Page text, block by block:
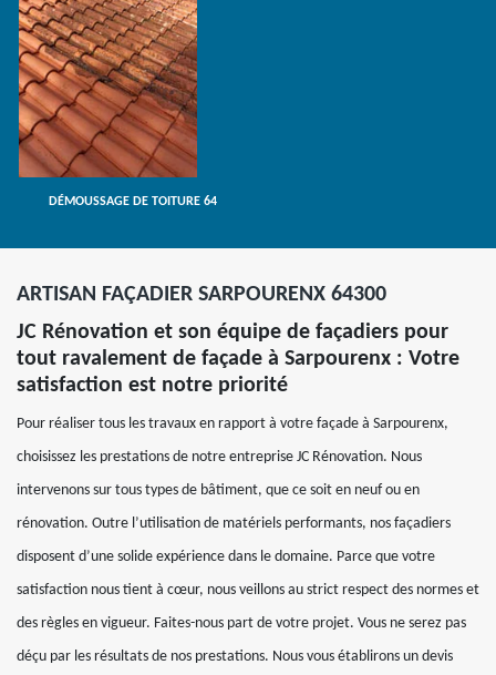
DÉMOUSSAGE DE TOITURE 64
ARTISAN FAÇADIER SARPOURENX 64300
JC Rénovation et son équipe de façadiers pour
tout ravalement de façade à Sarpourenx : Votre
satisfaction est notre priorité
Pour réaliser tous les travaux en rapport à votre façade à Sarpourenx,
choisissez les prestations de notre entreprise JC Rénovation. Nous
intervenons sur tous types de bâtiment, que ce soit en neuf ou en
rénovation. Outre l’utilisation de matériels performants, nos façadiers
disposent d’une solide expérience dans le domaine. Parce que votre
satisfaction nous tient à cœur, nous veillons au strict respect des normes et
des règles en vigueur. Faites-nous part de votre projet. Vous ne serez pas
déçu par les résultats de nos prestations. Nous vous établirons un devis